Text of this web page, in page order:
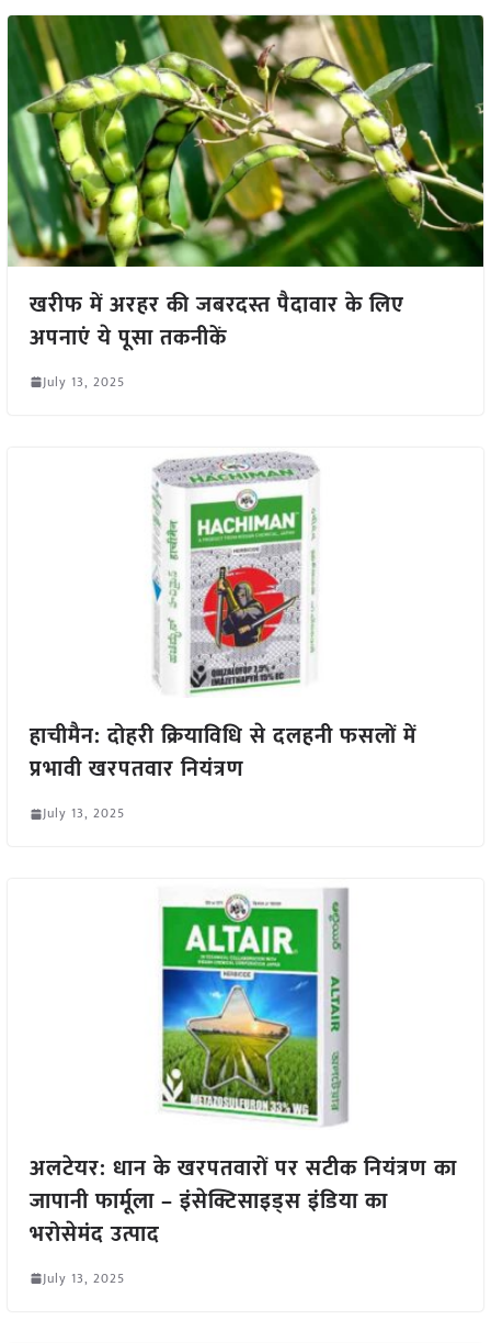
खरीफ में अरहर की जबरदस्त पैदावार के लिए
अपनाएं ये पूसा तकनीकें
July 13, 2025
हाचीमैन: दोहरी क्रियाविधि से दलहनी फसलों में
प्रभावी खरपतवार नियंत्रण
July 13, 2025
अलटेयर: धान के खरपतवारों पर सटीक नियंत्रण का
जापानी फार्मूला – इंसेक्टिसाइड्स इंडिया का
भरोसेमंद उत्पाद
July 13, 2025